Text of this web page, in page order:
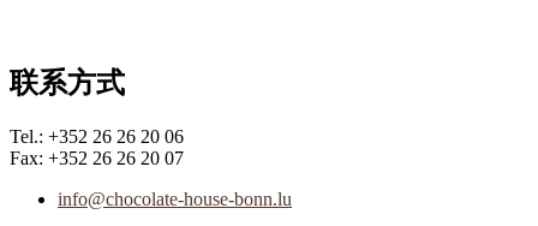
联系方式
Tel.: +352 26 26 20 06
Fax: +352 26 26 20 07
info@chocolate-house-bonn.lu